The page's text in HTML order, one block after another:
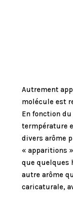
Autrement
molécule est
En fonction
termpérature
divers arôme
« apparitions
que quelques
autre arôme
caricaturale,